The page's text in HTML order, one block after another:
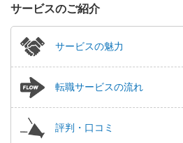
サービスのご紹介
サービスの魅力
転職サービスの流れ
評判・口コミ